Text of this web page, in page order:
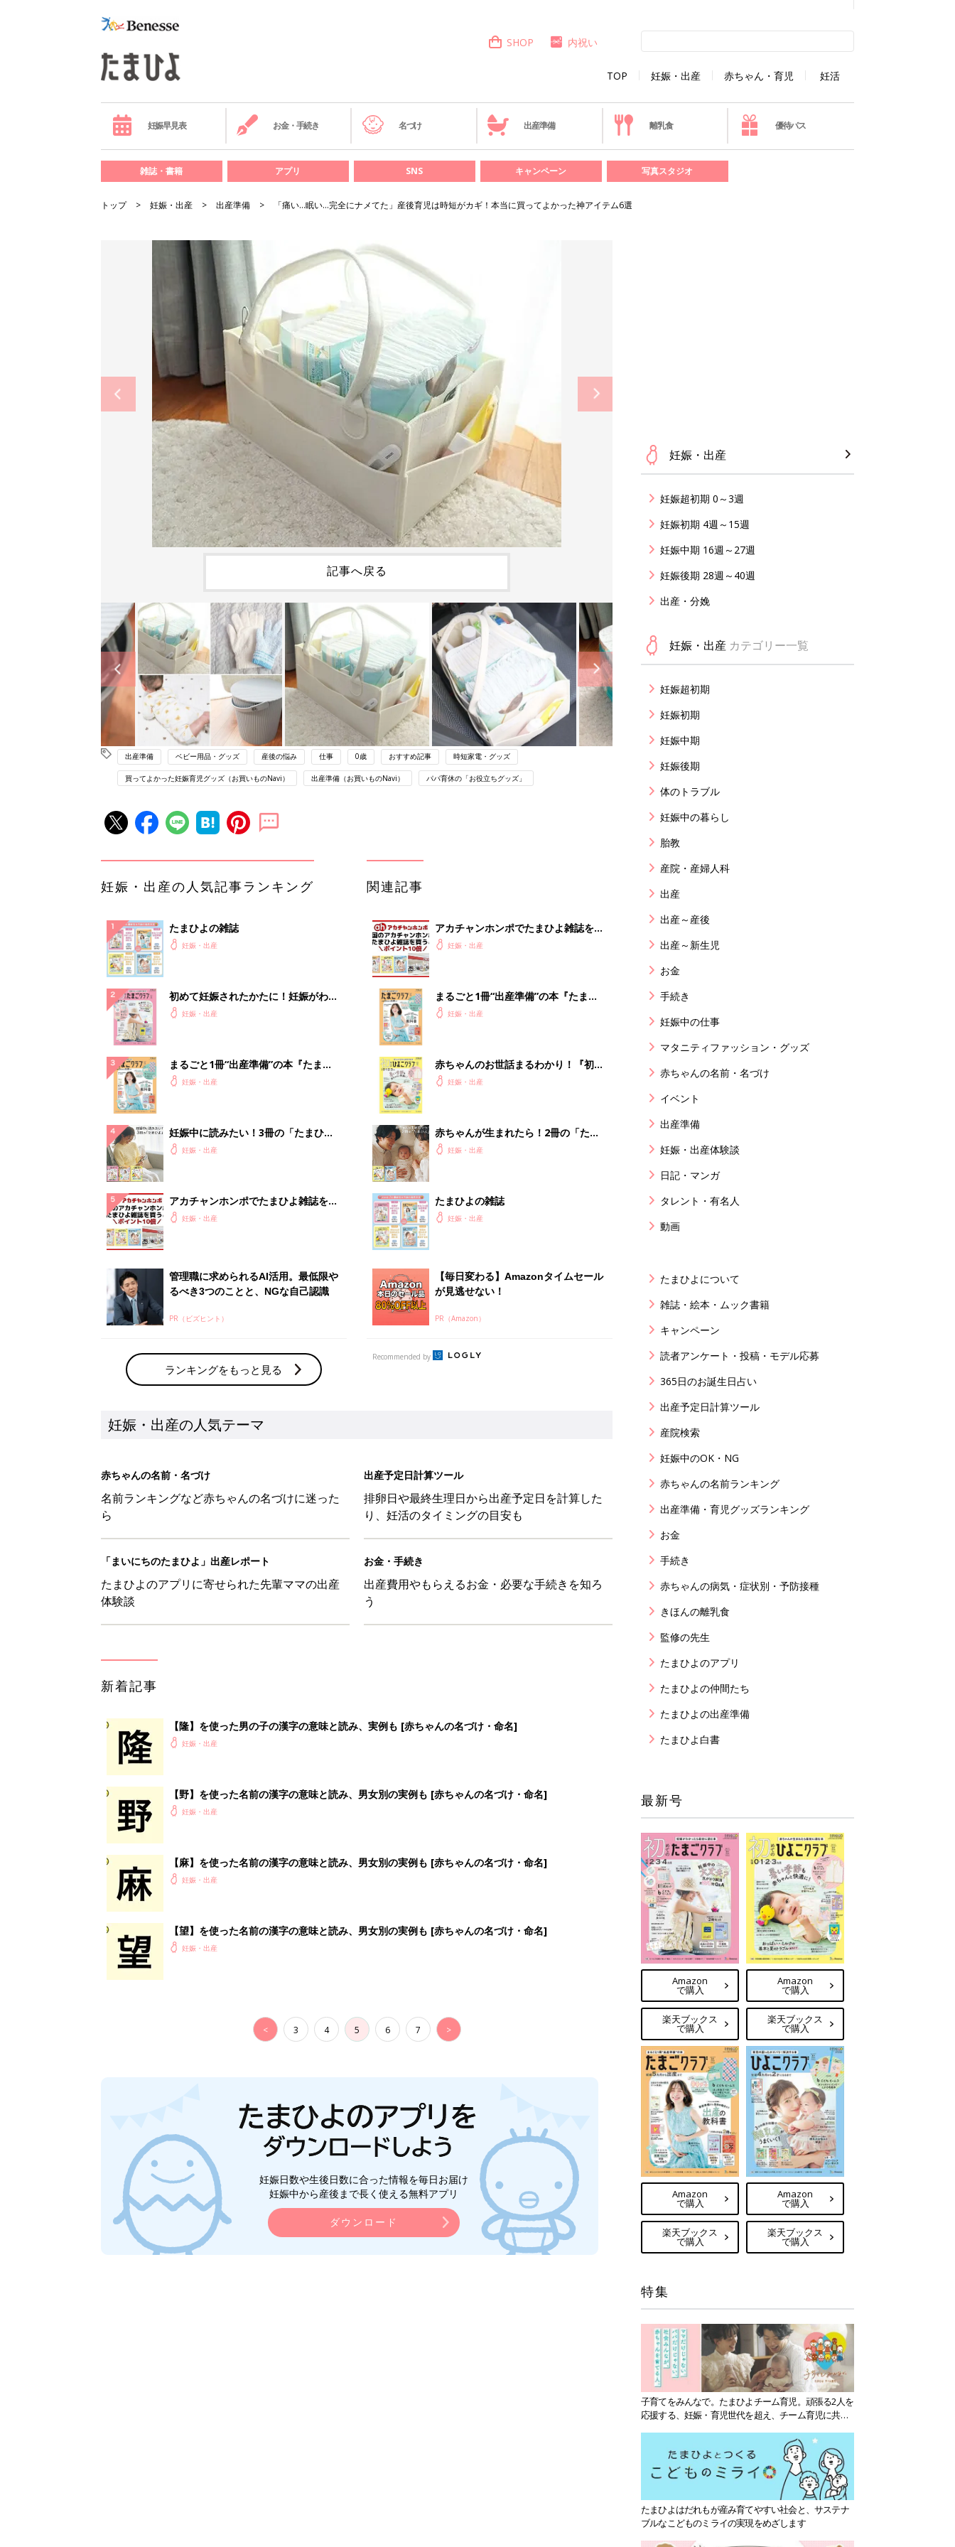
TOP 妊娠・出産 赤ちゃん・育児 妊活
SHOP 内祝い
妊娠早見表 お金・手続き 名づけ 出産準備 離乳食 優待パス
雑誌・書籍 アプリ SNS キャンペーン 写真スタジオ
トップ 妊娠・出産 出産準備 「痛い…眠い…完全にナメてた」産後育児は時短がカギ！本当に買ってよかった神アイテム6選
記事へ戻る
出産準備 ベビー用品・グッズ 産後の悩み 仕事 0歳 おすすめ記事 時短家電・グッズ
買ってよかった妊娠育児グッズ（お買いものNavi） 出産準備（お買いものNavi） パパ育休の「お役立ちグッズ」
妊娠・出産の人気記事ランキング
たまひよの雑誌
妊娠・出産
初めて妊娠されたかたに！妊娠がわか
ったら最初に読む本『初めてのたまご
妊娠・出産
まるごと1冊“出産準備”の本『たまご
クラブ 夏号』〈スペシャル大特集〉
妊娠・出産
妊娠中に読みたい！3冊の「たまひ
よ」妊娠・出産
アカチャンホンポでたまひよ雑誌を買
うとポイント10倍【期間限定】
妊娠・出産
管理職に求められるAI活用。最低限や
るべき3つのことと、NGな自己認識
PR（ビズヒント）
ランキングをもっと見る
関連記事
アカチャンホンポでたまひよ雑誌を買
うとポイント10倍【期間限定】
妊娠・出産
まるごと1冊“出産準備”の本『たまご
クラブ 夏号』〈スペシャル大特集〉
妊娠・出産
赤ちゃんのお世話まるわかり！『初め
てのひよこクラブ 夏号』〈巻頭大特
解決テク
妊娠・出産
赤ちゃんが生まれたら！2冊の「たま
ひよ」
妊娠・出産
たまひよの雑誌
妊娠・出産
【毎日変わる】Amazonタイムセール
が見逃せない！
PR（Amazon）
Recommended by
妊娠・出産の人気テーマ
赤ちゃんの名前・名づけ
名前ランキングなど赤ちゃんの名づけに迷った
ら
出産予定日計算ツール
排卵日や最終生理日から出産予定日を計算した
り、妊活のタイミングの目安も
「まいにちのたまひよ」出産レポート
たまひよのアプリに寄せられた先輩ママの出産
体験談
お金・手続き
出産費用やもらえるお金・必要な手続きを知ろ
う
新着記事
【隆】を使った男の子の漢字の意味と読み、実例も [赤ちゃんの名づけ・命名]
妊娠・出産
【野】を使った名前の漢字の意味と読み、男女別の実例も [赤ちゃんの名づけ・命名]
妊娠・出産
【麻】を使った名前の漢字の意味と読み、男女別の実例も [赤ちゃんの名づけ・命名]
妊娠・出産
【望】を使った名前の漢字の意味と読み、男女別の実例も [赤ちゃんの名づけ・命名]
妊娠・出産
< 3 4 5 6 7 >
妊娠日数や生後日数に合った情報を毎日お届け
妊娠中から産後まで長く使える無料アプリ
ダウンロード
妊娠・出産
妊娠超初期 0～3週
妊娠初期 4週～15週
妊娠中期 16週～27週
妊娠後期 28週～40週
出産・分娩
妊娠・出産 カテゴリー一覧
妊娠超初期
妊娠初期
妊娠中期
妊娠後期
体のトラブル
妊娠中の暮らし
胎教
産院・産婦人科
出産
出産～産後
出産～新生児
お金
手続き
妊娠中の仕事
マタニティファッション・グッズ
赤ちゃんの名前・名づけ
イベント
出産準備
妊娠・出産体験談
日記・マンガ
タレント・有名人
動画
たまひよについて
雑誌・絵本・ムック書籍
キャンペーン
読者アンケート・投稿・モデル応募
365日のお誕生日占い
出産予定日計算ツール
産院検索
妊娠中のOK・NG
赤ちゃんの名前ランキング
出産準備・育児グッズランキング
お金
手続き
赤ちゃんの病気・症状別・予防接種
きほんの離乳食
監修の先生
たまひよのアプリ
たまひよの仲間たち
たまひよの出産準備
たまひよ白書
最新号
Amazon
で購入
楽天ブックス
で購入
Amazon
で購入
楽天ブックス
で購入
Amazon
で購入
楽天ブックス
で購入
Amazon
で購入
楽天ブックス
で購入
特集
子育てをみんなで。たまひよチーム育児。頑張る2人を
応援する、妊娠・育児世代を超え、チーム育児に共感
たまひよはだれもが産み育てやすい社会と、サステナ
ブルなこどものミライの実現をめざします